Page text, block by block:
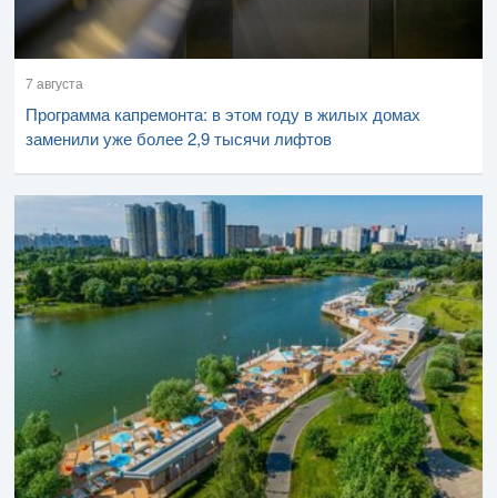
7 августа
Программа капремонта: в этом году в жилых домах
заменили уже более 2,9 тысячи лифтов